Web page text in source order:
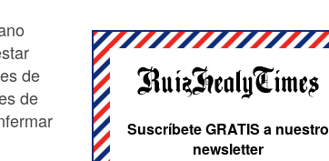
de
de
Suscríbete GRATIS a nuestro
newsletter